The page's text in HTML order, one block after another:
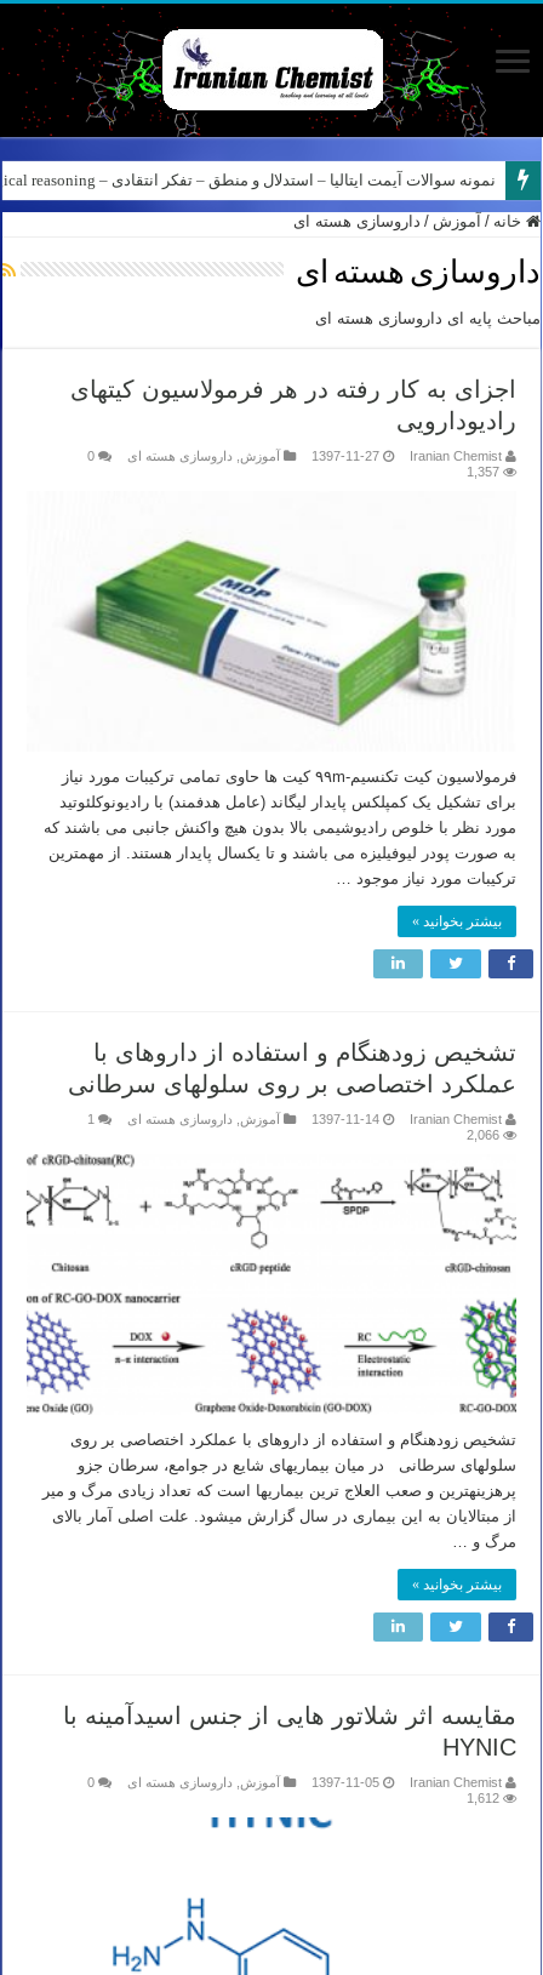
نمونه سوالات آیمت ایتالیا – استدلال و منطق – تفکر انتقادی – Logical reasoning – پارت ۸
کانال آیمت ایتالیا در نرم افزار بله – کانال شیمی آیمت استاد نباتی
خانه / آموزش / داروسازی هسته ای
داروسازی هسته ای
مباحث پایه ای داروسازی هسته ای
اجزای به کار رفته در هر فرمولاسیون کیتهای
رادیودارویی
Iranian Chemist
1397-11-27 آموزش داروسازی هسته ای
0
1,357
فرمولاسیون کیت تکنسیم-۹۹m کیت ها حاوی تمامی ترکیبات مورد نیاز
برای تشکیل یک کمپلکس پایدار لیگاند (عامل هدفمند) با رادیونوکلئوتید
مورد نظر با خلوص رادیوشیمی بالا بدون هیچ واکنش جانبی می باشند که
به صورت پودر لیوفیلیزه می باشند و تا یکسال پایدار هستند. از مهمترین
ترکیبات مورد نیاز موجود …
بیشتر بخوانید »
تشخیص زودهنگام و استفاده از داروهای با
عملکرد اختصاصی بر روی سلولهای سرطانی
Iranian Chemist
1397-11-14 آموزش داروسازی هسته ای
1
2,066
تشخیص زودهنگام و استفاده از داروهای با عملکرد اختصاصی بر روی
سلولهای سرطانی در میان بیماریهای شایع در جوامع، سرطان جزو
پرهزینه­ترین و صعب العلاج ترین بیماریها است که تعداد زیادی مرگ و میر
از مبتالایان به این بیماری در سال گزارش میشود. علت اصلی آمار بالای
مرگ و …
بیشتر بخوانید »
مقایسه اثر شلاتور هایی از جنس اسیدآمینه با
HYNIC
Iranian Chemist
1397-11-05 آموزش داروسازی هسته ای
0
1,612